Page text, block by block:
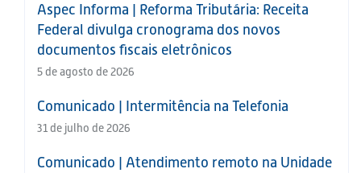
Aspec Informa | Reforma Tributária: Receita
Federal divulga cronograma dos novos
documentos fiscais eletrônicos
5 de agosto de 2026
Comunicado | Intermitência na Telefonia
31 de julho de 2026
Comunicado | Atendimento remoto na Unidade